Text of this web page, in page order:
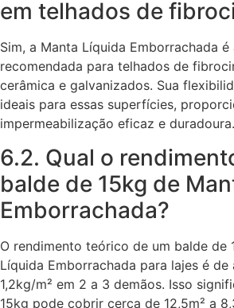
em telhados de
Sim, a Manta Líquida Emborrachada
recomendada para telhados de
cerâmica e galvanizados. Sua
ideais para essas superfícies,
impermeabilização eficaz e duradoura.
6.2. Qual o
balde de 15kg de
Emborrachada?
O rendimento teórico de um balde de
Líquida Emborrachada para lajes é
1,2kg/m² em 2 a 3 demãos. Isso
15kg pode cobrir cerca de 12,5m² a